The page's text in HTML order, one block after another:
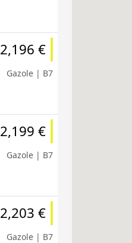
2,196 €
Gazole | B7
2,199 €
Gazole | B7
2,203 €
Gazole | B7